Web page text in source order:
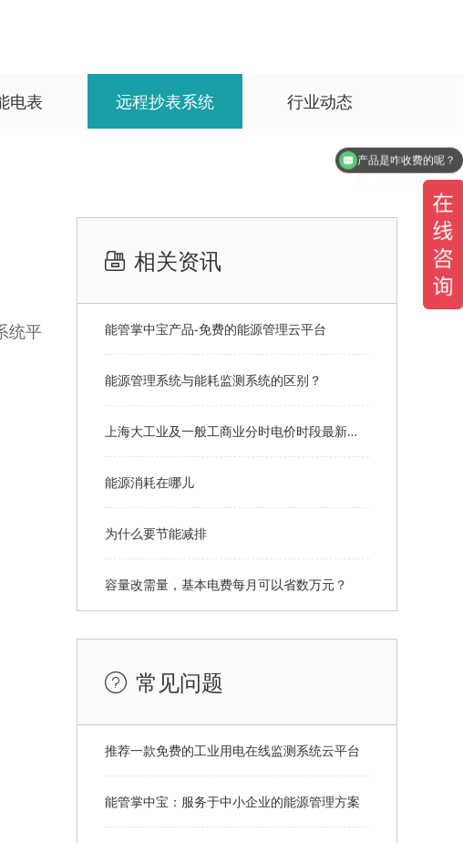
电表 远程抄表系统 行业动态
统平
相关资讯
能管掌中宝产品-免费的能源管理云平台
能源管理系统与能耗监测系统的区别？
上海大工业及一般工商业分时电价时段最新政策
能源消耗在哪儿
为什么要节能减排
容量改需量，基本电费每月可以省数万元？
常见问题
推荐一款免费的工业用电在线监测系统云平台
能管掌中宝：服务于中小企业的能源管理方案
有演示系统吗？